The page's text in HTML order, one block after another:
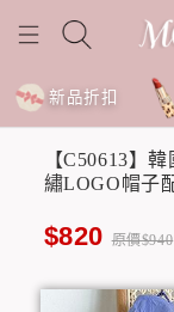
新品折扣
【C50613】
繡LOGO帽
$820 原價$940